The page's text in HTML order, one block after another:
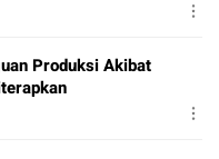
Produksi Akibat